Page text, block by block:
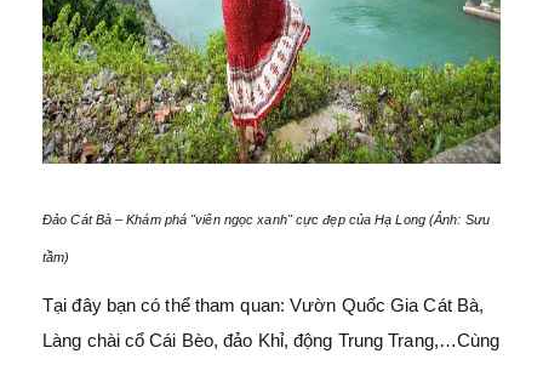
Đảo Cát Bà – Khám phá "viên ngọc xanh" cực đẹp của Hạ Long (Ảnh: Sưu
tầm)
Tại đây bạn có thể tham quan: Vườn Quốc Gia Cát Bà,
Làng chài cổ Cái Bèo, đảo Khỉ, động Trung Trang,…Cùng